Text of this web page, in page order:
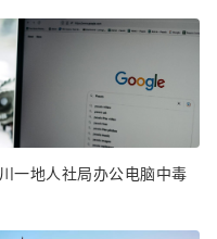
一地人社局办公电脑中毒